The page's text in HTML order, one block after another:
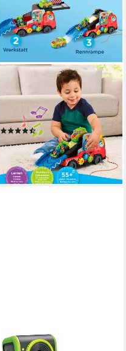
VTECH®
Spielzeug-Transporter Babys
Autotransporter, mit Licht und
Sound
(19)
ab 16,99 € UVP19,99 €
-15%
lieferbar - in 1-2 Werktagen bei dir